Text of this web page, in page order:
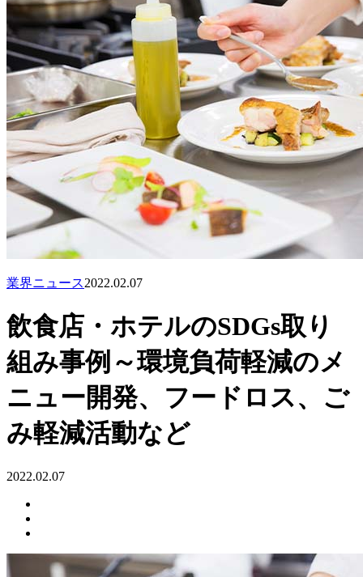
業界ニュース2022.02.07
飲食店・ホテルのSDGs取り
組み事例～環境負荷軽減のメ
ニュー開発、フードロス、ご
み軽減活動など
2022.02.07